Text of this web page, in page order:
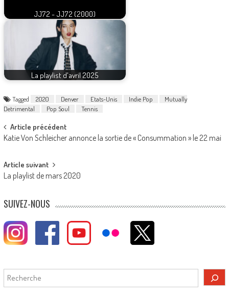
JJ72 - JJ72 (2000)
La playlist d'avril 2025
Tagged 2020 Denver Etats-Unis Indie Pop
Mutually
Detrimental
Pop Soul Tennis
Post
navigation
Article précédent
Katie Von Schleicher annonce la sortie de « Consummation » le 22 mai
Article suivant
La playlist de mars 2020
SUIVEZ-NOUS
Rechercher